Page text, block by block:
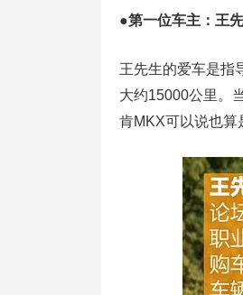
●第一位车主：王
王先生的爱车是指
大约15000公里。
肯MKX可以说也算